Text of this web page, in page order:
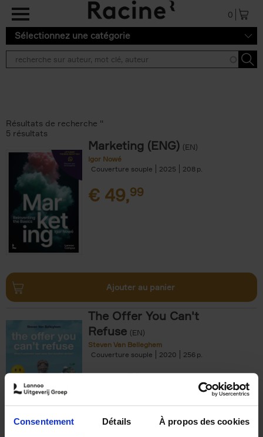
Consentement Détails À propos des cookies
Aller au contenu principal
0
Sélectionnez une catégorie
Résultats de recherche ''
5 résultats
Marketing (ENG) (EN)
Igor Nowé
Couverture souple
2025 208
€ 49,99
Ajouter au panier
The Offer You Can't
Refuse (EN)
Steven Van Belleghem
Couverture souple
2020 256
€37,50